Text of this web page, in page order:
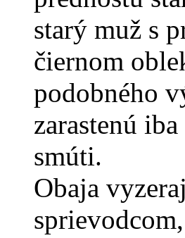
starý muž s
čiernom
podobného
zarastenú
smúti.
Obaja